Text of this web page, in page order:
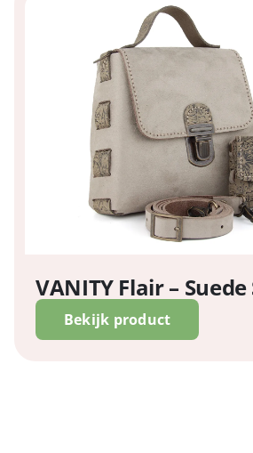
VANITY Flair – Suede
Bekijk product